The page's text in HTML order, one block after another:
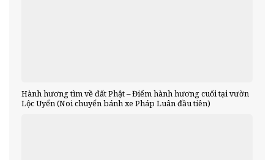
Hành hương tìm về đất Phật – Điểm hành hương cuối tại vườn
Lộc Uyển (Noi chuyển bánh xe Pháp Luân đầu tiên)